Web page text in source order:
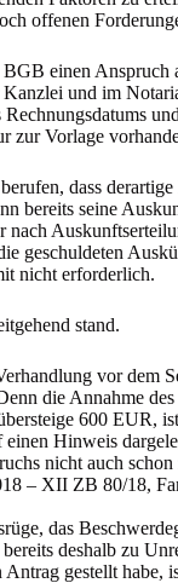
offenen
einen Anspruch
und im
zur Vorlage
dass
bereits seine
nach
geschuldeten
nicht erforderlich.
stand.
vor dem
die Annahme
600 EUR,
Hinweis
nicht auch
– XII ZB 80/18,
das
deshalb zu
gestellt habe,